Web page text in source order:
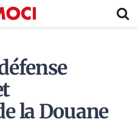
la Douane